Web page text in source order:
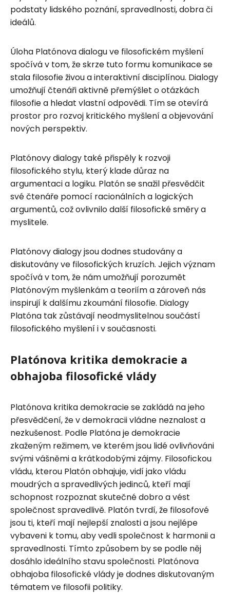
podstaty lidského poznání, spravedlnosti, dobra či
ideálů.
Úloha Platónova dialogu ve filosofickém myšlení
spočívá v tom, že skrze tuto formu komunikace se
stala filosofie živou a interaktivní disciplínou. Dialogy
umožňují čtenáři aktivně přemýšlet o otázkách
filosofie a hledat vlastní odpovědi. Tím se otevírá
prostor pro rozvoj kritického myšlení a objevování
nových perspektiv.
Platónovy dialogy také přispěly k rozvoji
filosofického stylu, který klade důraz na
argumentaci a logiku. Platón se snažil přesvědčit
své čtenáře pomocí racionálních a logických
argumentů, což ovlivnilo další filosofické směry a
myslitele.
Platónovy dialogy jsou dodnes studovány a
diskutovány ve filosofických kruzích. Jejich význam
spočívá v tom, že nám umožňují porozumět
Platónovým myšlenkám a teoriím a zároveň nás
inspirují k dalšímu zkoumání filosofie. Dialogy
Platóna tak zůstávají neodmyslitelnou součástí
filosofického myšlení i v současnosti.
Platónova kritika demokracie a
obhajoba filosofické vlády
Platónova kritika demokracie se zakládá na jeho
přesvědčení, že v demokracii vládne neznalost a
nezkušenost. Podle Platóna je demokracie
zkaženým režimem, ve kterém jsou lidé ovlivňováni
svými vášněmi a krátkodobými zájmy. Filosofickou
vládu, kterou Platón obhajuje, vidí jako vládu
moudrých a spravedlivých jedinců, kteří mají
schopnost rozpoznat skutečné dobro a vést
společnost spravedlivě. Platón tvrdí, že filosofové
jsou ti, kteří mají nejlepší znalosti a jsou nejlépe
vybaveni k tomu, aby vedli společnost k harmonii a
spravedlnosti. Tímto způsobem by se podle něj
dosáhlo ideálního stavu společnosti. Platónova
obhajoba filosofické vlády je dodnes diskutovaným
tématem ve filosofii politiky.